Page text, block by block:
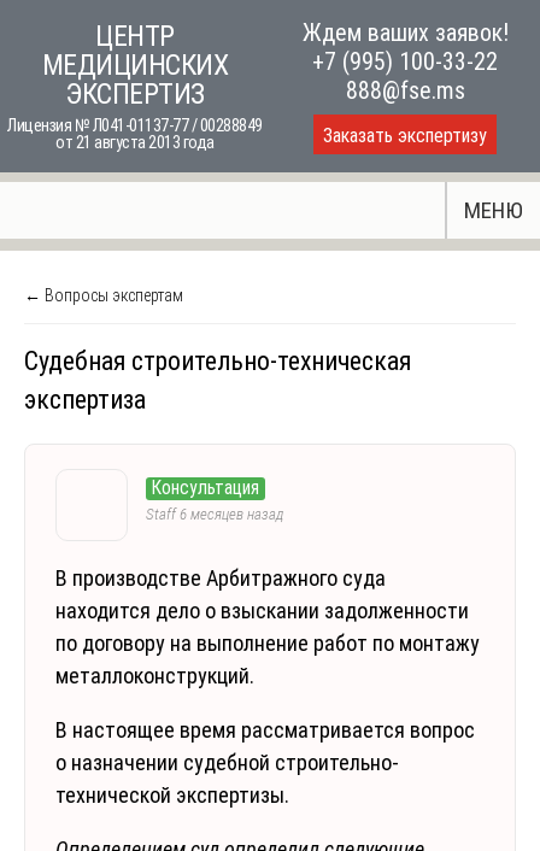
content
ЦЕНТР
МЕДИЦИНСКИХ
ЭКСПЕРТИЗ
Лицензия № Л041-01137-77 / 00288849
от 21 августа 2013 года
Ждем ваших заявок!
+7 (995) 100-33-22
888@fse.ms
Заказать экспертизу
МЕНЮ
← Вопросы экспертам
Судебная строительно-техническая
экспертиза
Консультация
Staff6 месяцев назад
В производстве Арбитражного суда
находится дело о взыскании задолженности
по договору на выполнение работ по монтажу
металлоконструкций.
В настоящее время рассматривается вопрос
о назначении судебной строительно-
технической экспертизы.